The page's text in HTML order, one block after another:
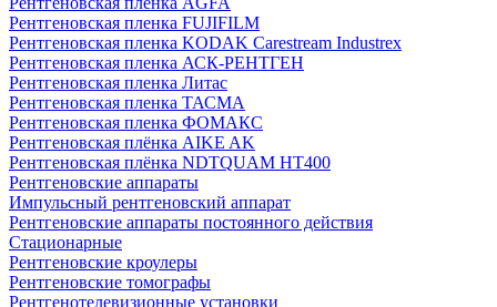
Рентгеновская пленка FUJIFILM
Рентгеновская пленка KODAK Carestream Industrex
Рентгеновская пленка АСК-РЕНТГЕН
Рентгеновская пленка Литас
Рентгеновская пленка ТАСМА
Рентгеновская пленка ФОМАКС
Рентгеновская плёнка AIKE AK
Рентгеновская плёнка NDTQUAM HT400
Рентгеновские аппараты
Импульсный рентгеновский аппарат
Рентгеновские аппараты постоянного действия
Стационарные
Рентгеновские кроулеры
Рентгеновские томографы
Рентгенотелевизионные установки